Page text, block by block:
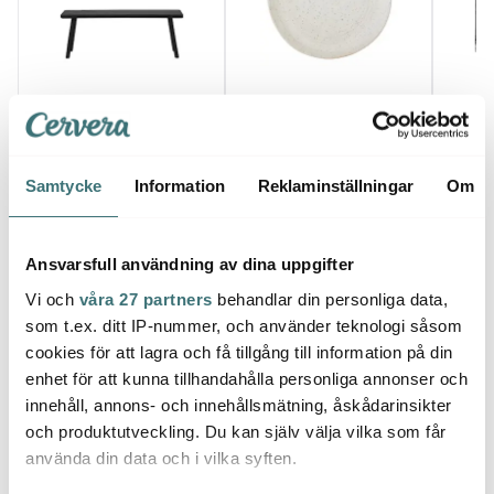
Samtycke Information Reklaminställningar Om
Ansvarsfull användning av dina uppgifter
Vi och våra 27 partners behandlar din personliga data,
som t.ex. ditt IP-nummer, och använder teknologi såsom
cookies för att lagra och få tillgång till information på din
enhet för att kunna tillhandahålla personliga annonser och
innehåll, annons- och innehållsmätning, åskådarinsikter
och produktutveckling. Du kan själv välja vilka som får
använda din data och i vilka syften.
House Doctor
Nadi bänk 120x38x43
1400 kr 2000 kr 83 kr 110 kr
Hylla
1050
Låt dig inspireras av våra kunder